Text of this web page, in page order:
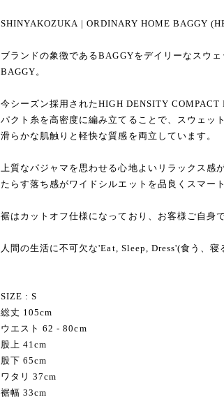
SHINYAKOZUKA | ORDINARY HOME BAGGY
ブランドの象徴であるBAGGYをデイリーなスウ
BAGGY。
今シーズン採用されたHIGH DENSITY
パクト糸を高密度に編み立てることで、スウェッ
滑らかな肌触りと軽快な質感を両立しています。
上質なパジャマを思わせる心地よいリラックス感
たらす落ち感がワイドシルエットを品良くスマー
裾はカットオフ仕様になっており、お客様ご自身
人間の生活に不可欠な'Eat, Sleep, Dress'(食う、寝
SIZE : S
総丈 105cm
ウエスト 62 - 80cm
股上 41cm
股下 65cm
ワタリ 37cm
裾幅 33cm